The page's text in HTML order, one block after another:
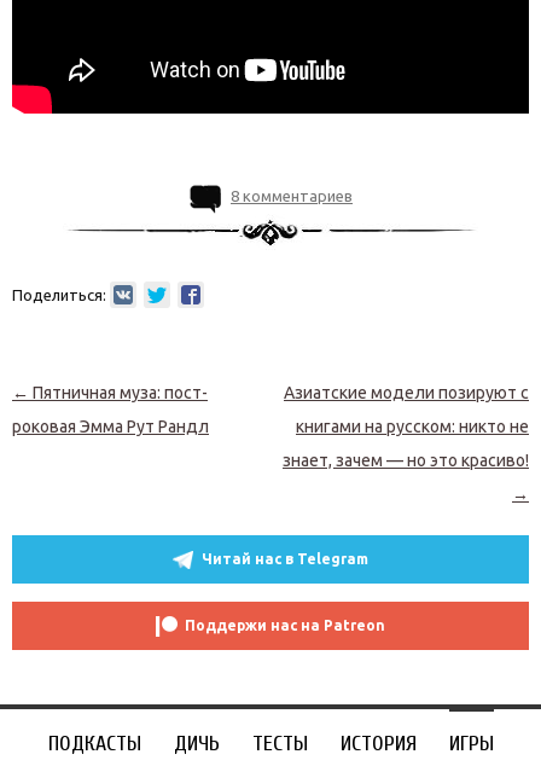
8 комментариев
Поделиться:
Навигация по записям
← Пятничная муза: пост-
роковая Эмма Рут Рандл
Азиатские модели позируют с
книгами на русском: никто не
знает, зачем — но это красиво!
→
Читай нас в Telegram
Поддержи нас на Patreon
ПОДКАСТЫ ДИЧЬ ТЕСТЫ ИСТОРИЯ ИГРЫ